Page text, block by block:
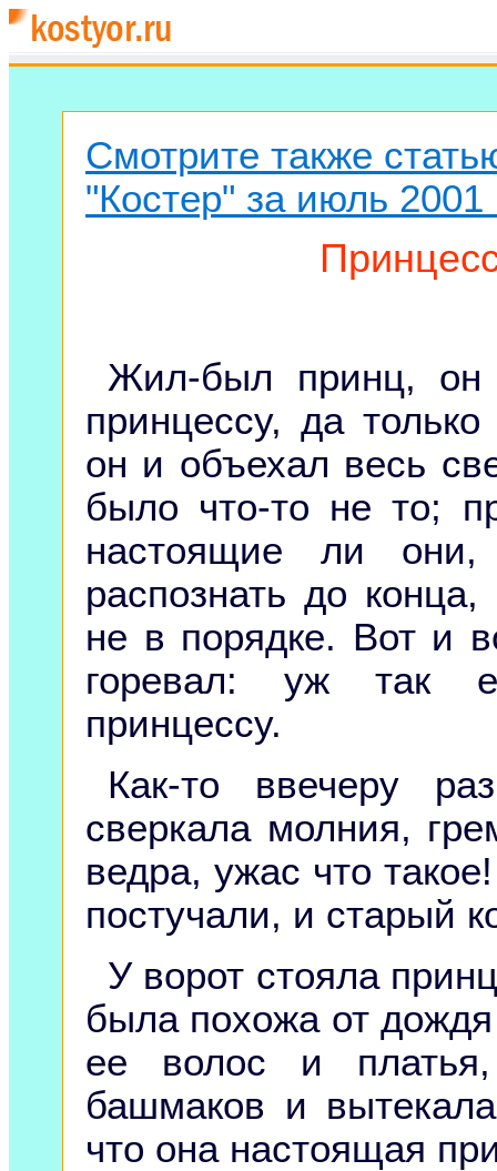
Смотрите также
"Костер" за июль 2001
Жил-был принц, он
принцессу, да
он и объехал весь
было что-то не то;
настоящие ли
распознать до
не в порядке. Вот и
горевал: уж так
принцессу.
Как-то ввечеру
сверкала молния,
ведра, ужас что
постучали, и старый
У ворот стояла
была похожа от
ее волос и
башмаков и
что она настоящая